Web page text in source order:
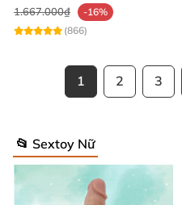
1.667.000₫
-16%
(866)
1 2 3
📂 Sextoy Nữ